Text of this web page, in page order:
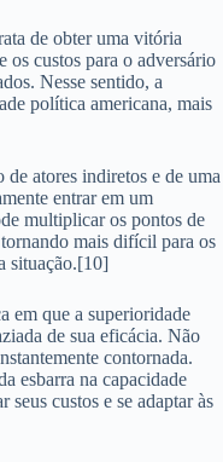
de obter uma vitória
os custos para o adversário
Nesse sentido, a
política americana, mais
atores indiretos e de uma
entrar em um
multiplicar os pontos de
mais difícil para os
situação.[10]
em que a superioridade
de sua eficácia. Não
contornada.
esbarra na capacidade
custos e se adaptar às